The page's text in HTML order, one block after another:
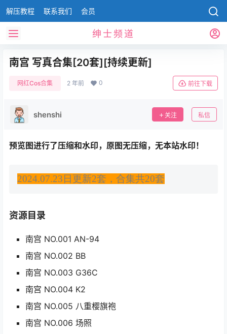
解压教程 联系我们 会员
绅士频道
南宫 写真合集[20套][持续更新]
网红Cos合集 2 年前 0 前往下载
shenshi 关注 私信
预览图进行了压缩和水印，原图无压缩，无本站水印！
2024.07.23日更新2套，合集共20套
资源目录
南宫 NO.001 AN-94
南宫 NO.002 BB
南宫 NO.003 G36C
南宫 NO.004 K2
南宫 NO.005 八重樱旗袍
南宫 NO.006 场照